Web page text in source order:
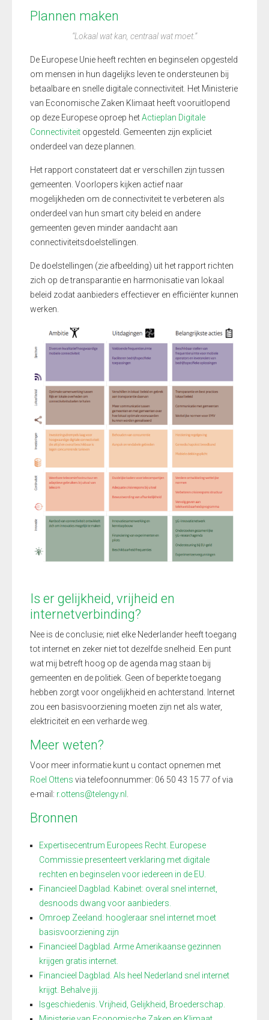
Plannen maken
“Lokaal wat kan, centraal wat moet.”
De Europese Unie heeft rechten en beginselen opgesteld
om mensen in hun dagelijks leven te ondersteunen bij
betaalbare en snelle digitale connectiviteit. Het Ministerie
van Economische Zaken Klimaat heeft vooruitlopend
op deze Europese oproep hetActieplan Digitale
Connectiviteit opgesteld. Gemeenten zijn expliciet
onderdeel van deze plannen.
Het rapport constateert dat er verschillen zijn tussen
gemeenten. Voorlopers kijken actief naar
mogelijkheden om de connectiviteit te verbeteren als
onderdeel van hun smart city beleid en andere
gemeenten geven minder aandacht aan
connectiviteitsdoelstellingen.
De doelstellingen (zie afbeelding) uit het rapport richten
zich op de transparantie en harmonisatie van lokaal
beleid zodat aanbieders effectiever en efficiënter kunnen
werken.
Is er gelijkheid, vrijheid en
internetverbinding?
Nee is de conclusie; niet elke Nederlander heeft toegang
tot internet en zeker niet tot dezelfde snelheid. Een punt
wat mij betreft hoog op de agenda mag staan bij
gemeenten en de politiek. Geen of beperkte toegang
hebben zorgt voor ongelijkheid en achterstand. Internet
zou een basisvoorziening moeten zijn net als water,
elektriciteit en een verharde weg.
Meer weten?
Voor meer informatie kunt u contact opnemen met
Roel Ottens via telefoonnummer: 06 50 43 15 77 of via
e-mail: r.ottens@telengy.nl .
Bronnen
Expertisecentrum Europees Recht. Europese
Commissie presenteert verklaring met digitale
rechten en beginselen voor iedereen in de EU.
Financieel Dagblad. Kabinet: overal snel internet,
desnoods dwang voor aanbieders.
Omroep Zeeland: hoogleraar snel internet moet
basisvoorziening zijn
Financieel Dagblad. Arme Amerikaanse gezinnen
krijgen gratis internet.
Financieel Dagblad. Als heel Nederland snel internet
krijgt. Behalve jij.
Isgeschiedenis. Vrijheid, Gelijkheid, Broederschap.